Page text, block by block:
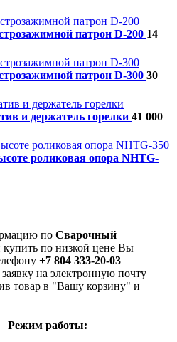
патрон D-200 14
патрон D-300 30
и держатель горелки 41 000
роликовая опора NHTG-
по Сварочный
купить по низкой цене Вы
+7 804 333-20-03
на электронную почту
товар в "Вашу корзину" и
Режим работы: